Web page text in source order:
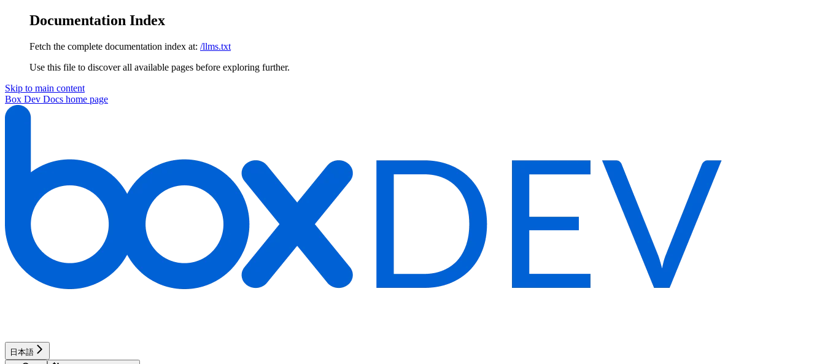
Documentation Index
Fetch the complete documentation index at: /llms.txt
Use this file to discover all available pages before exploring further.
Skip to main content
Box Dev Docs home page
日本語